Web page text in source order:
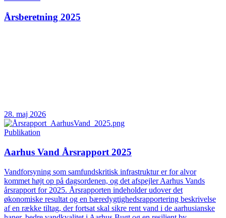
Årsberetning 2025
28. maj 2026
Publikation
Aarhus Vand Årsrapport 2025
Vandforsyning som samfundskritisk infrastruktur er for alvor
kommet højt op på dagsordenen, og det afspejler Aarhus Vands
årsrapport for 2025. Årsrapporten indeholder udover det
økonomiske resultat og en bæredygtighedsrapportering beskrivelse
af en række tiltag, der fortsat skal sikre rent vand i de aarhusianske